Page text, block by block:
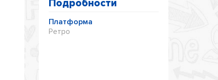
Подробности
Платформа
Ретро